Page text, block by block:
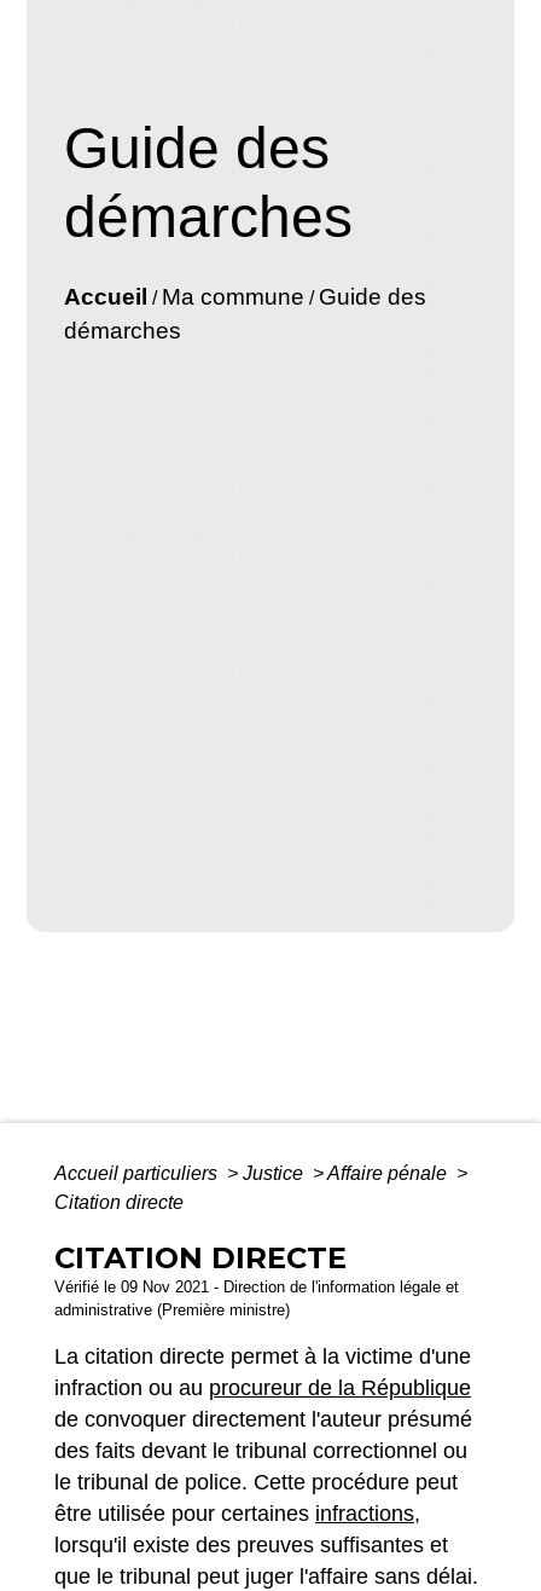
Guide des
démarches
Accueil / Ma commune / Guide des
démarches
Accueil particuliers > Justice >Affaire pénale >
Citation directe
CITATION DIRECTE
Vérifié le 09 Nov 2021 - Direction de l'information légale et
administrative (Première ministre)
La citation directe permet à la victime d'une
infraction ou au procureur de la République
de convoquer directement l'auteur présumé
des faits devant le tribunal correctionnel ou
le tribunal de police. Cette procédure peut
être utilisée pour certaines infractions,
lorsqu'il existe des preuves suffisantes et
que le tribunal peut juger l'affaire sans délai.